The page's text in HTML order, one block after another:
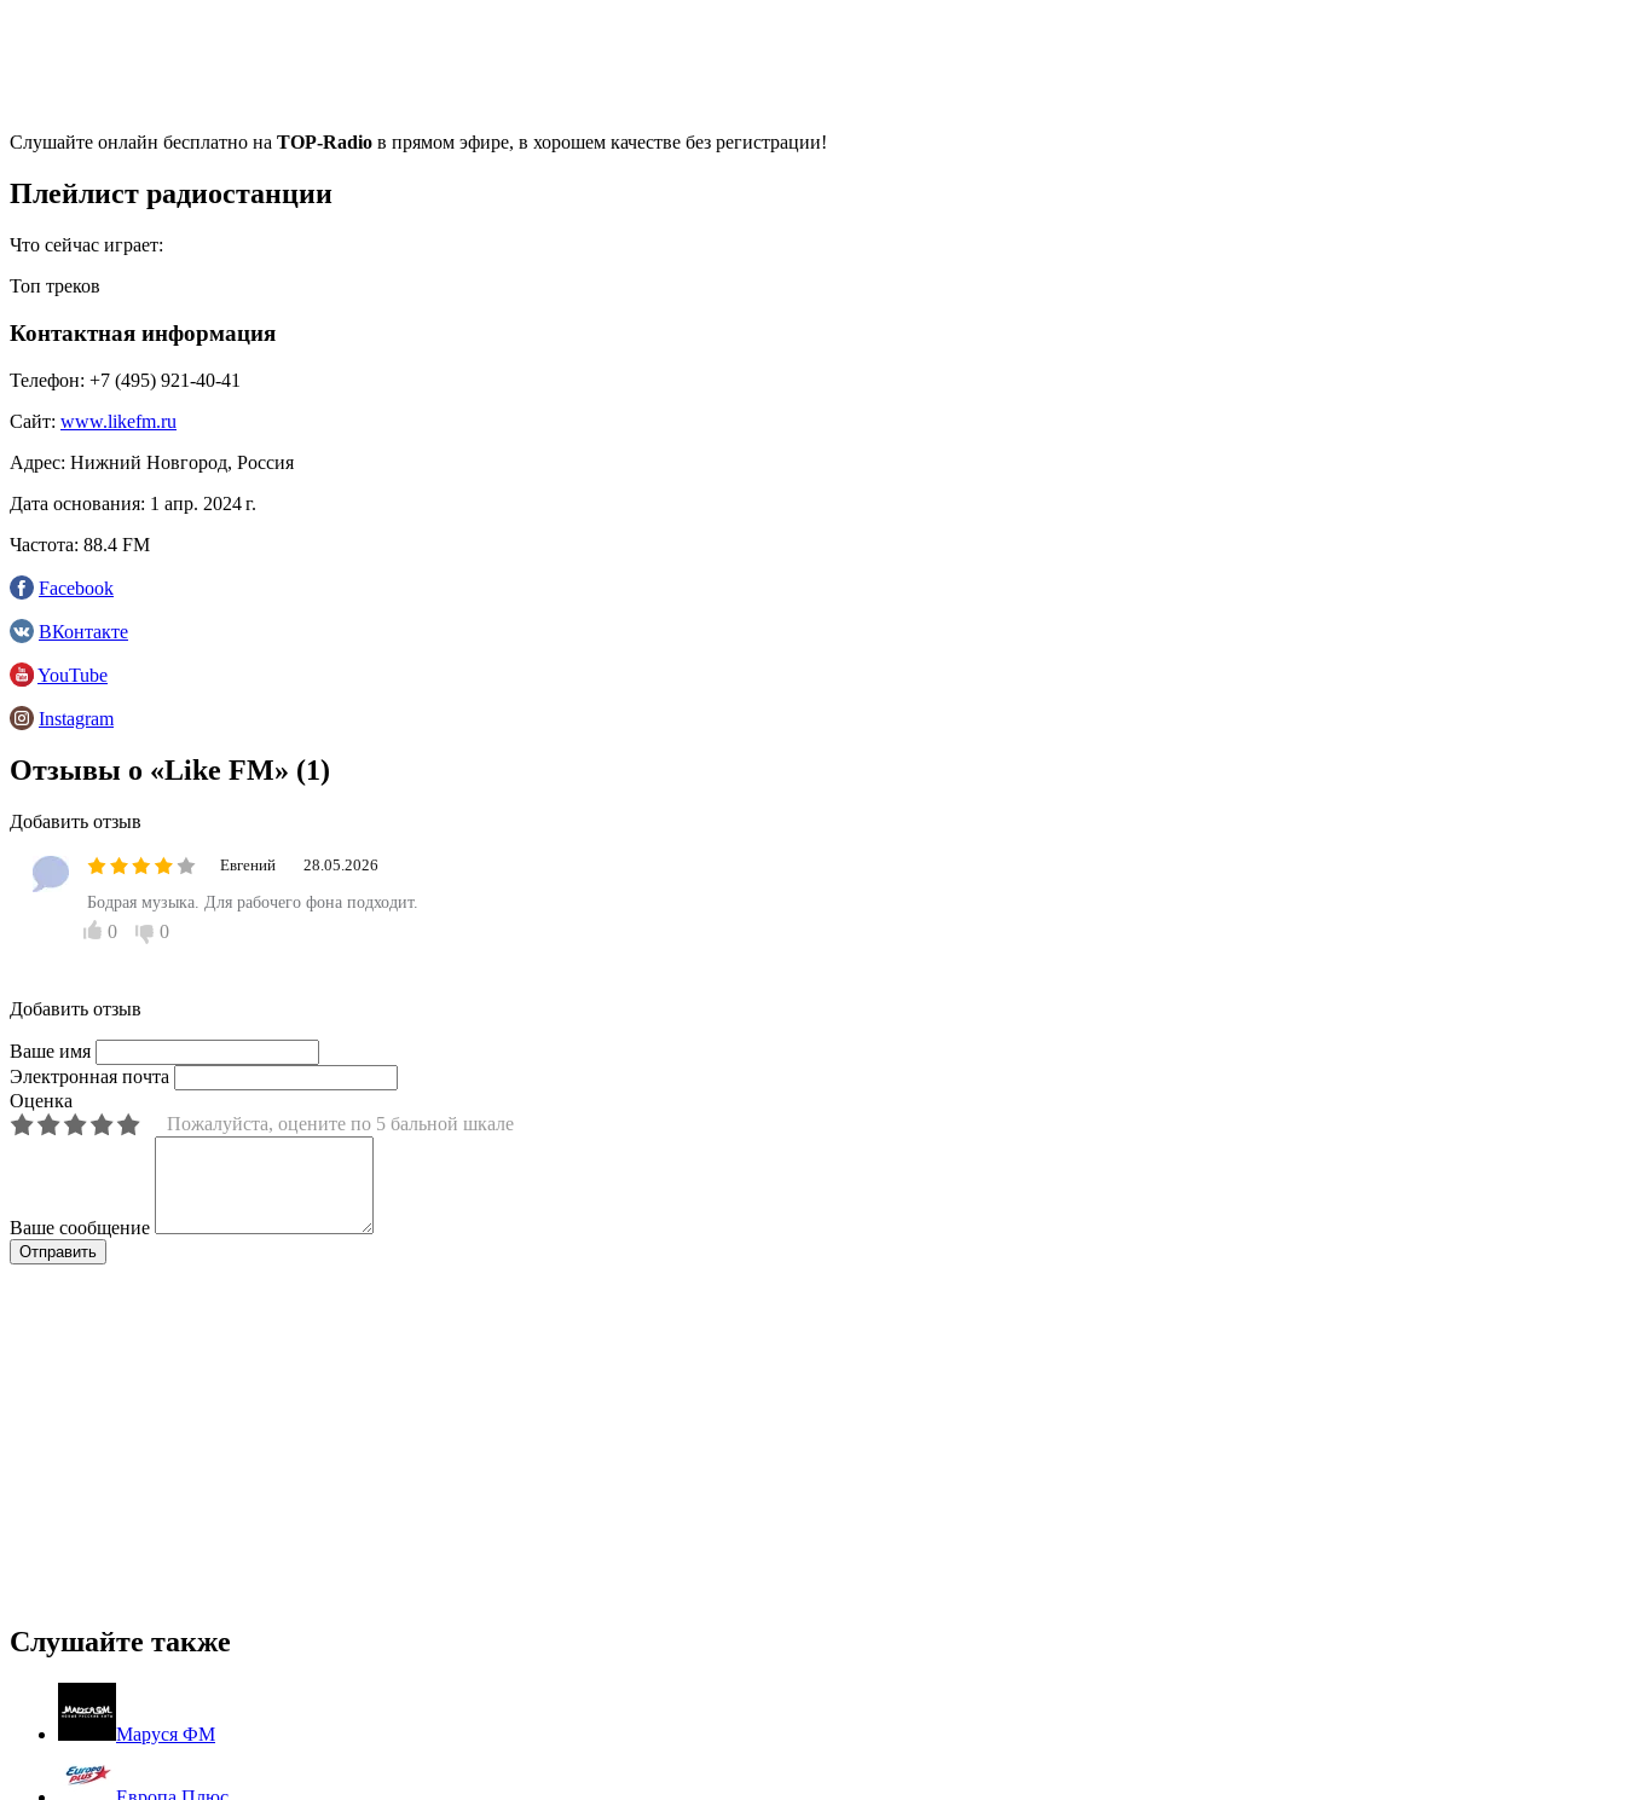
Cлушайте онлайн бесплатно на TOP-Radio в прямом эфире, в хорошем качестве без регистрации!
Плейлист радиостанции
Что сейчас играет:
Топ треков
Контактная информация
Телефон: +7 (495) 921-40-41
Сайт: www.likefm.ru
Адрес: Нижний Новгород, Россия
Дата основания: 1 апр. 2024 г.
Частота: 88.4 FM
Facebook
ВКонтакте
YouTube
Instagram
Отзывы о «Like FM» (1)
Добавить отзыв
Евгений 28.05.2026
Бодрая музыка. Для рабочего фона подходит.
0 0
Добавить отзыв
Ваше имя
Электронная почта
Оценка
Пожалуйста, оцените по 5 бальной шкале
Ваше сообщение
Слушайте также
Маруся ФМ